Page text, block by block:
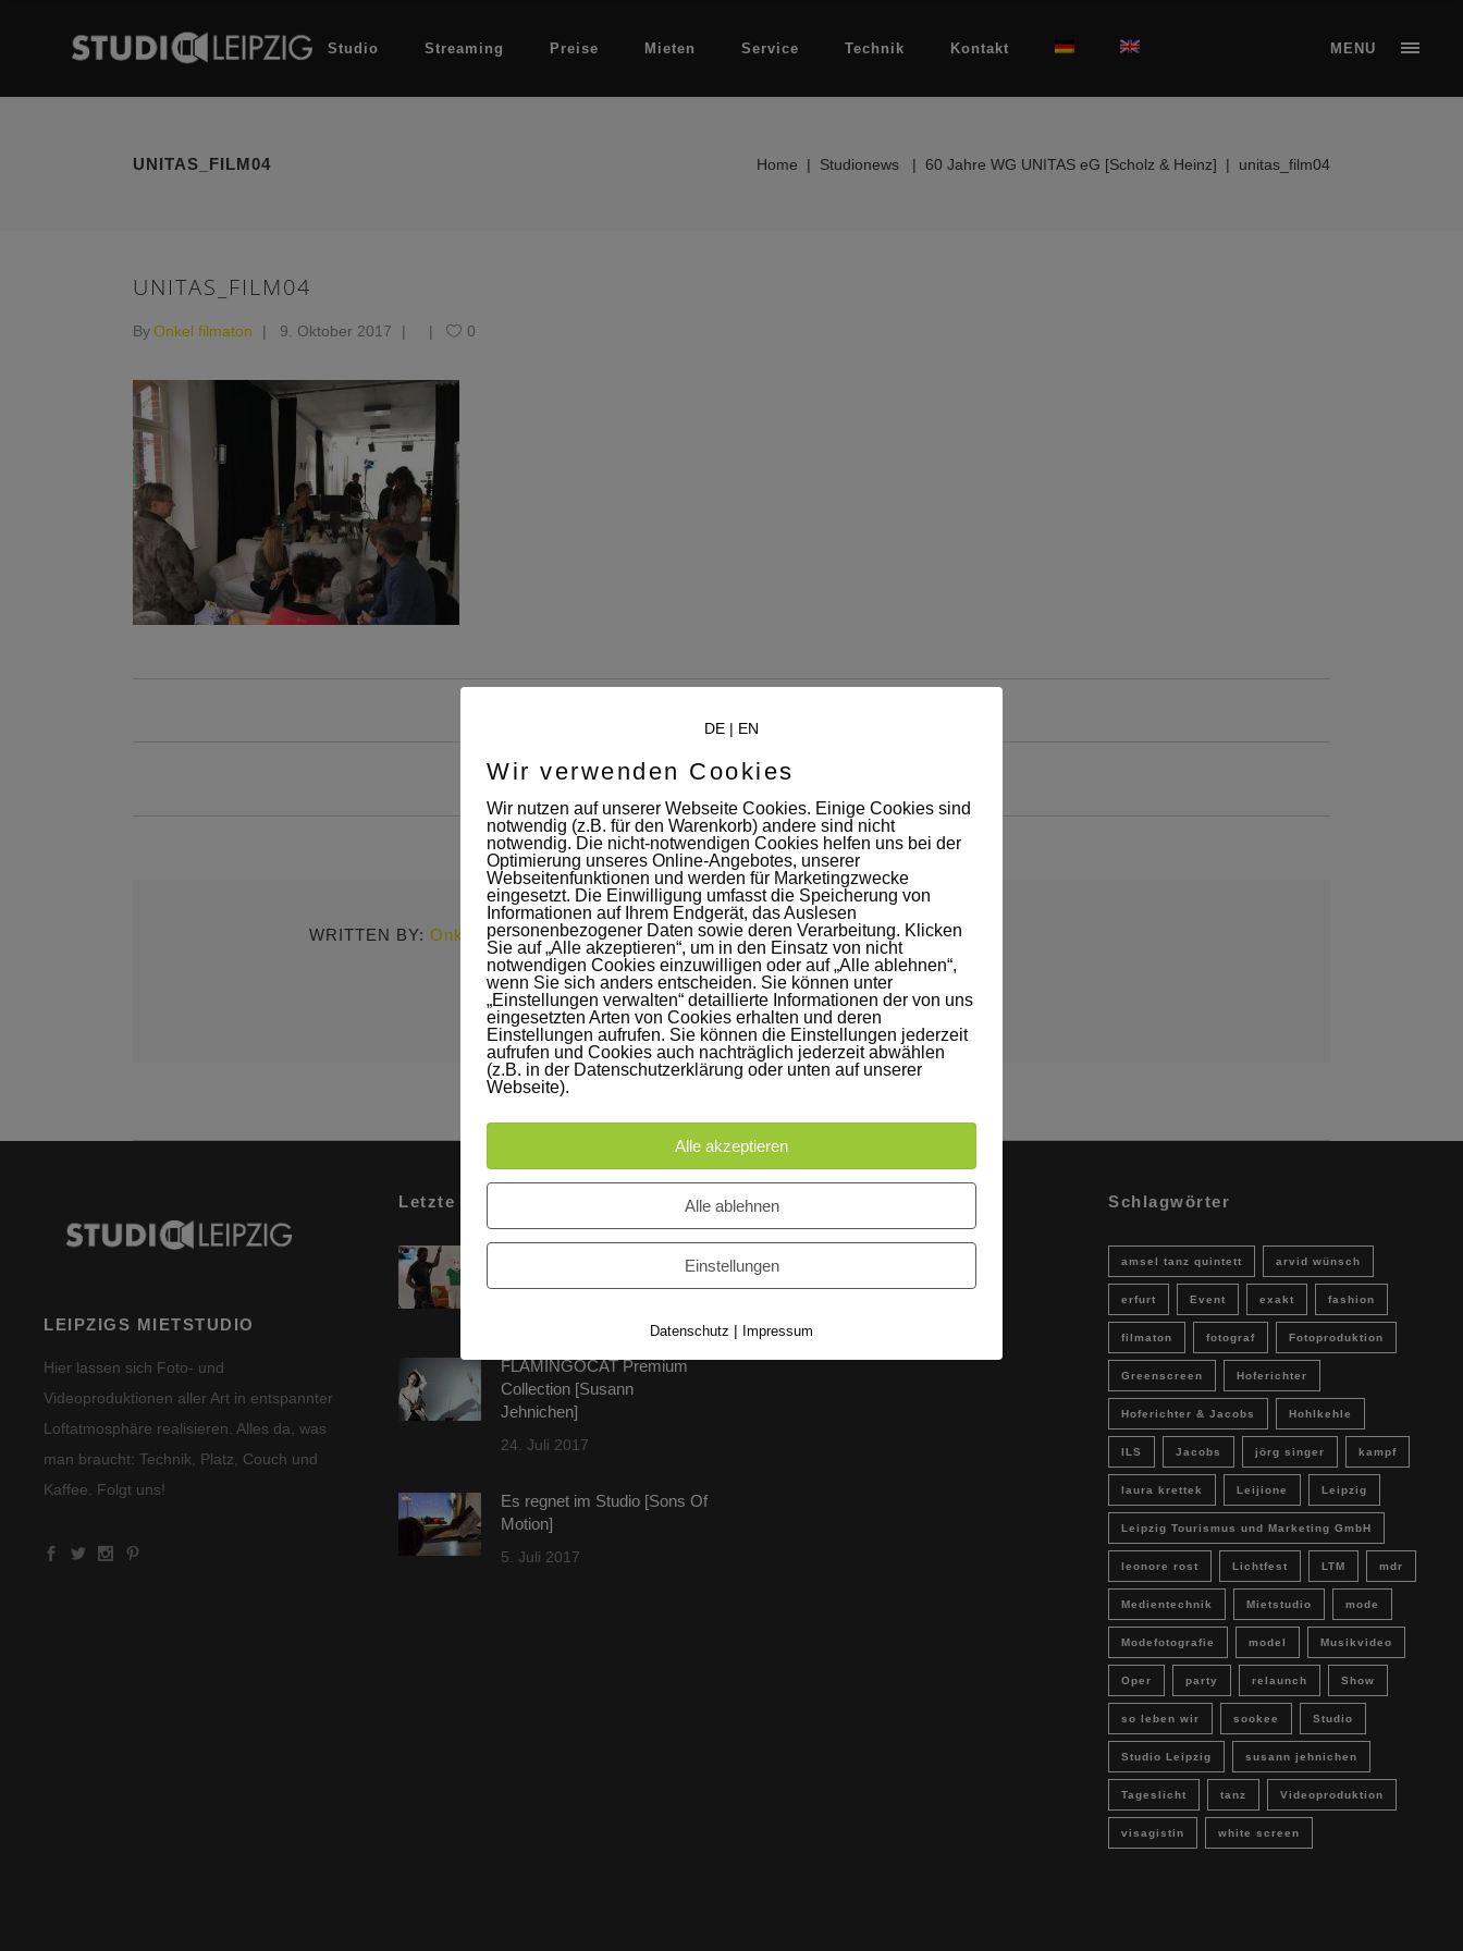
Studio Streaming Preise Mieten Service Technik Kontakt MENU
UNITAS_FILM04 Home | Studionews | 60 Jahre WG UNITAS eG [Scholz & Heinz] | unitas_film04
UNITAS_FILM04
ByOnkel filmaton 9. Oktober 2017 0
WRITTEN BY: Onkel filmaton
LEIPZIGS MIETSTUDIO
Hier lassen sich Foto- und
Videoproduktionen aller Art in entspannter
Loftatmosphäre realisieren. Alles da, was
man braucht: Technik, Platz, Couch und
Kaffee. Folgt uns!
Letzte Beiträge
FLAMINGOCAT Premium
Collection [Susann
Jehnichen]
24. Juli 2017
Es regnet im Studio [Sons Of
Motion]
5. Juli 2017
Instagram Schlagwörter
amsel tanz quintett arvid wünsch
erfurt Event exakt fashion
filmaton fotograf Fotoproduktion
Greenscreen Hoferichter
Hoferichter & Jacobs Hohlkehle
ILS Jacobs jörg singer kampf
laura krettek Leijione Leipzig
Leipzig Tourismus und Marketing GmbH
leonore rost Lichtfest LTM mdr
Medientechnik Mietstudio mode
Modefotografie model Musikvideo
Oper party relaunch Show
so leben wir sookee Studio
Studio Leipzig susann jehnichen
Tageslicht tanz Videoproduktion
visagistin white screen
DE | EN
Wir verwenden Cookies
Wir nutzen auf unserer Webseite Cookies. Einige Cookies sind
notwendig (z.B. für den Warenkorb) andere sind nicht
notwendig. Die nicht-notwendigen Cookies helfen uns bei der
Optimierung unseres Online-Angebotes, unserer
Webseitenfunktionen und werden für Marketingzwecke
eingesetzt. Die Einwilligung umfasst die Speicherung von
Informationen auf Ihrem Endgerät, das Auslesen
personenbezogener Daten sowie deren Verarbeitung. Klicken
Sie auf „Alle akzeptieren“, um in den Einsatz von nicht
notwendigen Cookies einzuwilligen oder auf „Alle ablehnen“,
wenn Sie sich anders entscheiden. Sie können unter
„Einstellungen verwalten“ detaillierte Informationen der von uns
eingesetzten Arten von Cookies erhalten und deren
Einstellungen aufrufen. Sie können die Einstellungen jederzeit
aufrufen und Cookies auch nachträglich jederzeit abwählen
(z.B. in der Datenschutzerklärung oder unten auf unserer
Webseite).
Alle akzeptieren
Alle ablehnen
Einstellungen
Datenschutz | Impressum